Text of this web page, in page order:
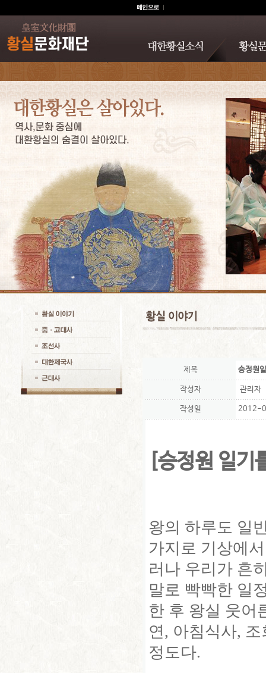
제목 승정원
작성자 관리자
작성일 2012-
[승정원 일기
왕의 하루도 일
가지로 기상에
러나 우리가 흔
말로 빡빡한 일
한 후 왕실 웃어
연, 아침식사,
정도다.